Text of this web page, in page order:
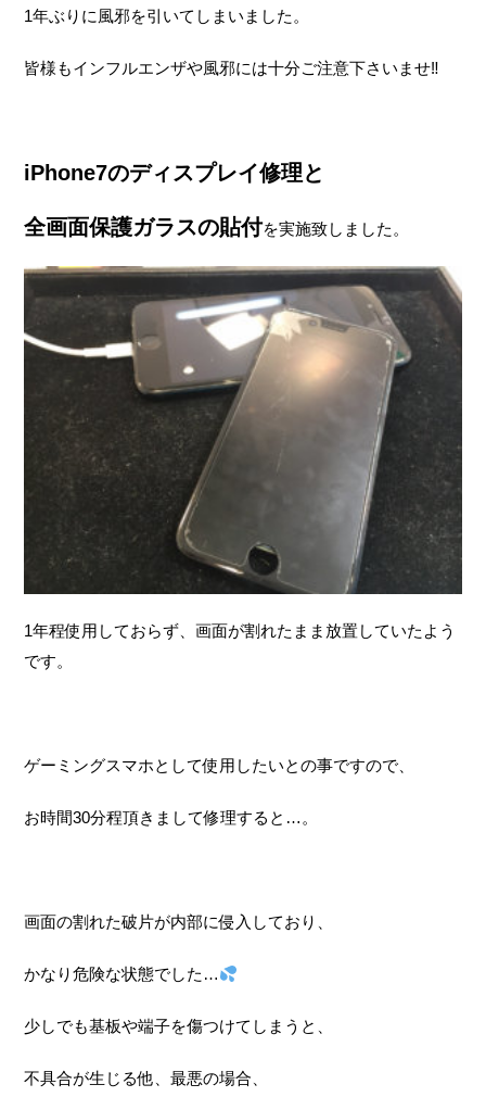
1年ぶりに風邪を引いてしまいました。
皆様もインフルエンザや風邪には十分ご注意下さいませ‼
iPhone7のディスプレイ修理と
全画面保護ガラスの貼付を実施致しました。
1年程使用しておらず、画面が割れたまま放置していたよう
です。
ゲーミングスマホとして使用したいとの事ですので、
お時間30分程頂きまして修理すると…。
画面の割れた破片が内部に侵入しており、
かなり危険な状態でした…
少しでも基板や端子を傷つけてしまうと、
不具合が生じる他、最悪の場合、